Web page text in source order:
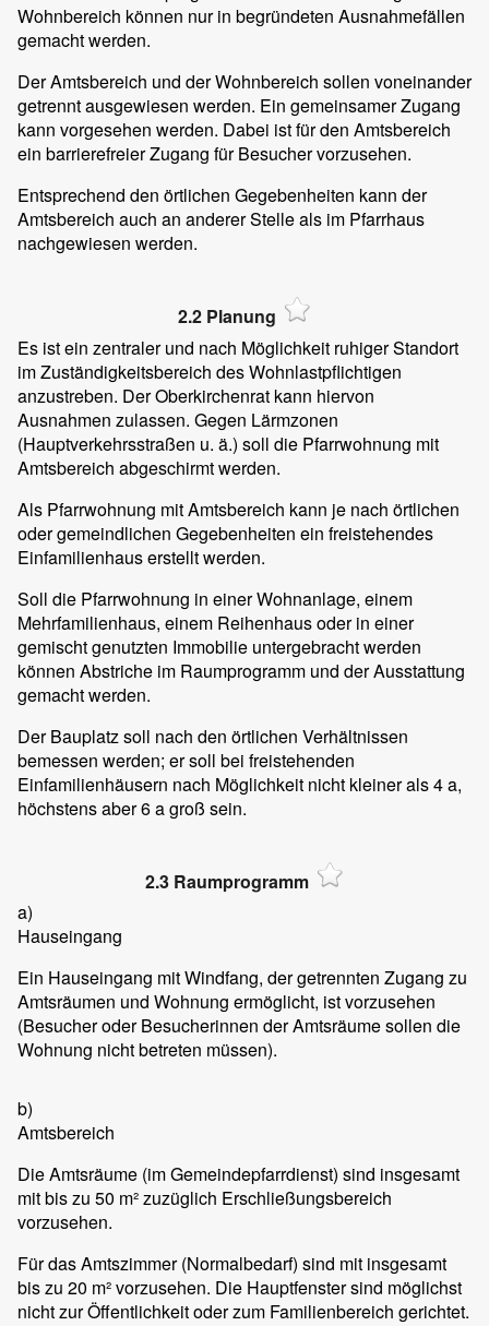
Wohnbereich können nur in begründeten Ausnahmefällen
gemacht werden.
Der Amtsbereich und der Wohnbereich sollen voneinander
getrennt ausgewiesen werden. Ein gemeinsamer Zugang
kann vorgesehen werden. Dabei ist für den Amtsbereich
ein barrierefreier Zugang für Besucher vorzusehen.
Entsprechend den örtlichen Gegebenheiten kann der
Amtsbereich auch an anderer Stelle als im Pfarrhaus
nachgewiesen werden.
2.2 Planung
Es ist ein zentraler und nach Möglichkeit ruhiger Standort
im Zuständigkeitsbereich des Wohnlastpflichtigen
anzustreben. Der Oberkirchenrat kann hiervon
Ausnahmen zulassen. Gegen Lärmzonen
(Hauptverkehrsstraßen u. ä.) soll die Pfarrwohnung mit
Amtsbereich abgeschirmt werden.
Als Pfarrwohnung mit Amtsbereich kann je nach örtlichen
oder gemeindlichen Gegebenheiten ein freistehendes
Einfamilienhaus erstellt werden.
Soll die Pfarrwohnung in einer Wohnanlage, einem
Mehrfamilienhaus, einem Reihenhaus oder in einer
gemischt genutzten Immobilie untergebracht werden
können Abstriche im Raumprogramm und der Ausstattung
gemacht werden.
Der Bauplatz soll nach den örtlichen Verhältnissen
bemessen werden; er soll bei freistehenden
Einfamilienhäusern nach Möglichkeit nicht kleiner als 4 a,
höchstens aber 6 a groß sein.
2.3 Raumprogramm
a)
Hauseingang
Ein Hauseingang mit Windfang, der getrennten Zugang zu
Amtsräumen und Wohnung ermöglicht, ist vorzusehen
(Besucher oder Besucherinnen der Amtsräume sollen die
Wohnung nicht betreten müssen).
b)
Amtsbereich
Die Amtsräume (im Gemeindepfarrdienst) sind insgesamt
mit bis zu 50 m² zuzüglich Erschließungsbereich
vorzusehen.
Für das Amtszimmer (Normalbedarf) sind mit insgesamt
bis zu 20 m² vorzusehen. Die Hauptfenster sind möglichst
nicht zur Öffentlichkeit oder zum Familienbereich gerichtet.